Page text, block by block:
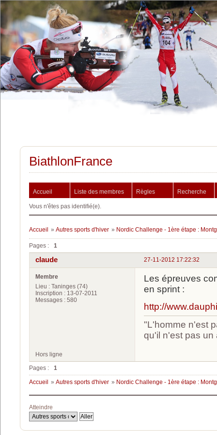
BiathlonFrance
Accueil Liste des membres Règles Recherche
Vous n'êtes pas identifié(e).
Accueil » Autres sports d'hiver » Nordic Challenge - 1ère étape :
Pages : 1
27-11-2012 17:22:32
claude
Membre
Lieu : Taninges (74)
Inscription : 13-07-2011
Messages : 580
Les épreuves
en sprint :
http://
"L'homme n'est
qu'il n'est pas
Hors ligne
Pages :
1
Accueil » Autres sports d'hiver » Nordic Challenge - 1ère étape :
Atteindre